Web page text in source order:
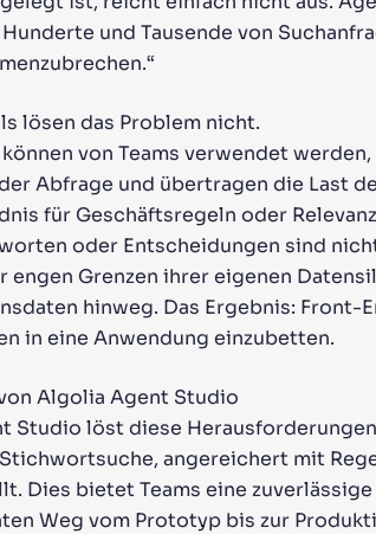
und Tausende von
lösen das Problem nicht.
von Teams verwendet
Abfrage und übertragen die Last
für Geschäftsregeln oder
oder Entscheidungen sind
engen Grenzen ihrer eigenen
hinweg. Das Ergebnis: Front-
in eine Anwendung einzubetten.
Algolia Agent Studio
Studio löst diese
angereichert mit
Dies bietet Teams eine
Weg vom Prototyp bis zur